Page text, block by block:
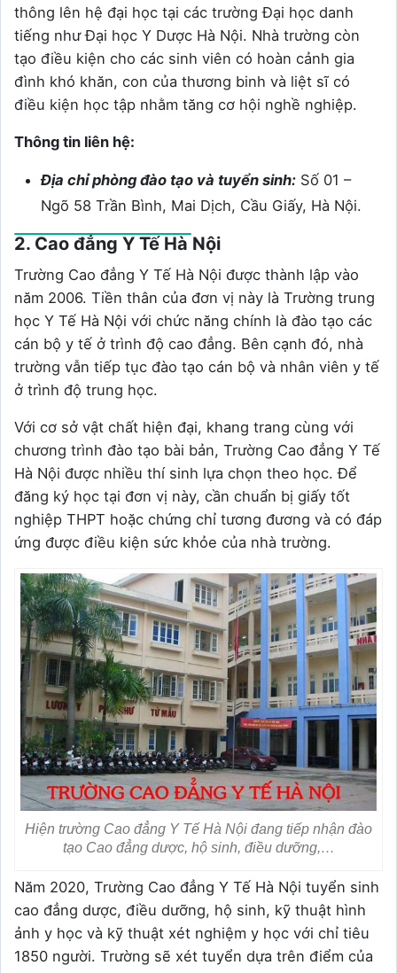
thông lên hệ đại học tại các trường Đại học danh
tiếng như Đại học Y Dược Hà Nội. Nhà trường còn
tạo điều kiện cho các sinh viên có hoàn cảnh gia
đình khó khăn, con của thương binh và liệt sĩ có
điều kiện học tập nhằm tăng cơ hội nghề nghiệp.
Thông tin liên hệ:
Địa chỉ phòng đào tạo và tuyển sinh: Số 01 –
Ngõ 58 Trần Bình, Mai Dịch, Cầu Giấy, Hà Nội.
2. Cao đẳng Y Tế Hà Nội
Trường Cao đẳng Y Tế Hà Nội được thành lập vào
năm 2006. Tiền thân của đơn vị này là Trường trung
học Y Tế Hà Nội với chức năng chính là đào tạo các
cán bộ y tế ở trình độ cao đẳng. Bên cạnh đó, nhà
trường vẫn tiếp tục đào tạo cán bộ và nhân viên y tế
ở trình độ trung học.
Với cơ sở vật chất hiện đại, khang trang cùng với
chương trình đào tạo bài bản, Trường Cao đẳng Y Tế
Hà Nội được nhiều thí sinh lựa chọn theo học. Để
đăng ký học tại đơn vị này, cần chuẩn bị giấy tốt
nghiệp THPT hoặc chứng chỉ tương đương và có đáp
ứng được điều kiện sức khỏe của nhà trường.
Hiện trường Cao đẳng Y Tế Hà Nội đang tiếp nhận đào
tạo Cao đẳng dược, hộ sinh, điều dưỡng,…
Năm 2020, Trường Cao đẳng Y Tế Hà Nội tuyển sinh
cao đẳng dược, điều dưỡng, hộ sinh, kỹ thuật hình
ảnh y học và kỹ thuật xét nghiệm y học với chỉ tiêu
1850 người. Trường sẽ xét tuyển dựa trên điểm của